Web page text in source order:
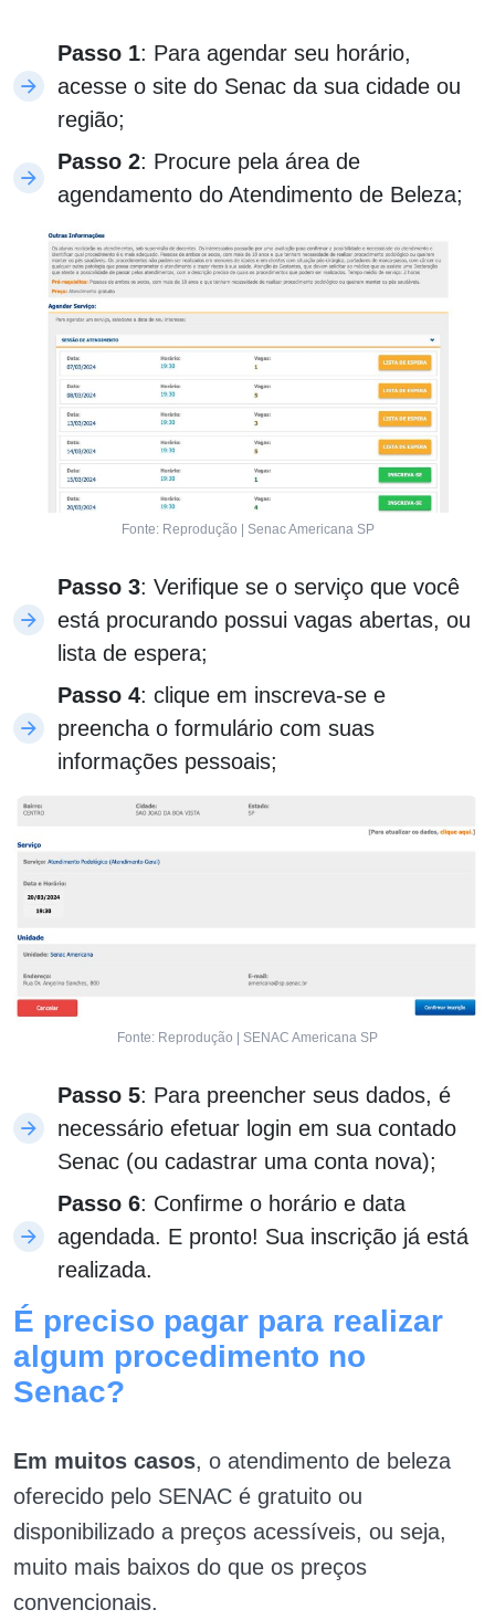
Passo 1: Para agendar seu horário,
acesse o site do Senac da sua cidade ou
região;
Passo 2: Procure pela área de
agendamento do Atendimento de Beleza;
Fonte: Reprodução | Senac Americana SP
Passo 3: Verifique se o serviço que você
está procurando possui vagas abertas, ou
lista de espera;
Passo 4: clique em inscreva-se e
preencha o formulário com suas
informações pessoais;
Fonte: Reprodução | SENAC Americana SP
Passo 5: Para preencher seus dados, é
necessário efetuar login em sua contado
Senac (ou cadastrar uma conta nova);
Passo 6: Confirme o horário e data
agendada. E pronto! Sua inscrição já está
realizada.
É preciso pagar para realizar
algum procedimento no
Senac?
Em muitos casos, o atendimento de beleza
oferecido pelo SENAC é gratuito ou
disponibilizado a preços acessíveis, ou seja,
muito mais baixos do que os preços
convencionais.